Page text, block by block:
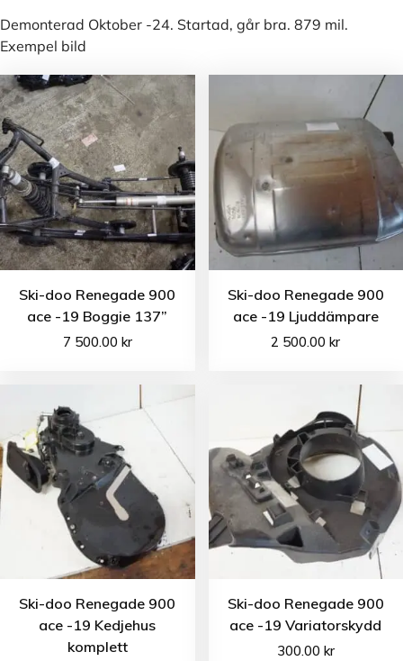
Demonterad Oktober -24. Startad, går bra. 879 mil.
Exempel bild
Ski-doo Renegade 900
ace -19 Boggie 137”
7 500.00 kr
Ski-doo Renegade 900
ace -19 Ljuddämpare
2 500.00kr
Ski-doo Renegade 900
ace -19 Kedjehus
komplett
Ski-doo Renegade 900
ace -19 Variatorskydd
300.00 kr